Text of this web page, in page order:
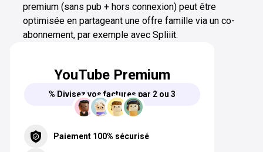
premium (sans pub + hors connexion) peut être
optimisée en partageant une offre famille via un co-
abonnement, par exemple avec Spliiit.
YouTube Premium
% Divisez vos factures par 2 ou 3
Paiement 100% sécurisé